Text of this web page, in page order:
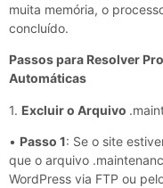
muita memória, o
concluído.
Passos para Resolver
Automáticas
1. Excluir o Arquivo
• Passo 1: Se o site
que o arquivo
WordPress via FTP ou